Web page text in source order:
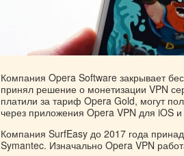
Компания Opera Software закрывает
принял решение о монетизации VPN
платили за тариф Opera Gold, могут
через приложения Opera VPN для iOS
Компания SurfEasy до 2017 года
Symantec. Изначально Opera VPN